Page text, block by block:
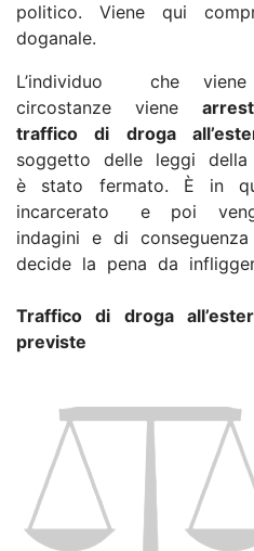
politico. Viene qui
doganale.
L’individuo che
circostanze viene
traffico di droga
soggetto delle leggi
è stato fermato. È in
incarcerato e poi
indagini e di
decide la pena da
Traffico di droga
previste